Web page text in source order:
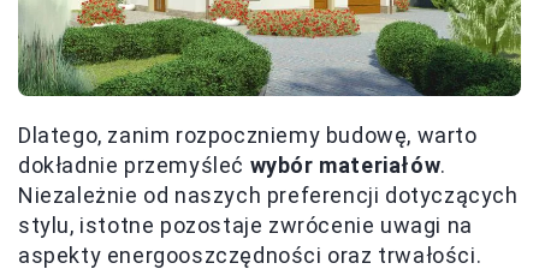
Dlatego, zanim rozpoczniemy budowę, warto
dokładnie przemyśleć wybór materiałów.
Niezależnie od naszych preferencji dotyczących
stylu, istotne pozostaje zwrócenie uwagi na
aspekty energooszczędności oraz trwałości.